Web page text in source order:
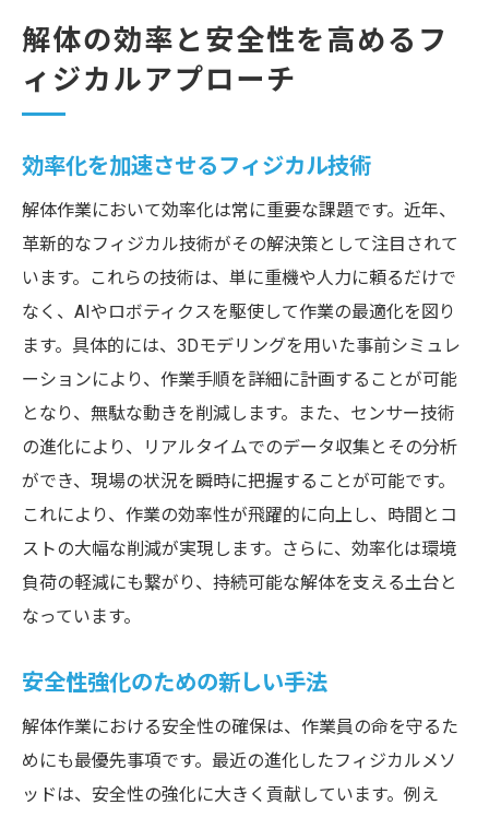
解体の効率と安全性を高めるフ
ィジカルアプローチ
効率化を加速させるフィジカル技術
解体作業において効率化は常に重要な課題です。近年、
革新的なフィジカル技術がその解決策として注目されて
います。これらの技術は、単に重機や人力に頼るだけで
なく、AIやロボティクスを駆使して作業の最適化を図り
ます。具体的には、3Dモデリングを用いた事前シミュレ
ーションにより、作業手順を詳細に計画することが可能
となり、無駄な動きを削減します。また、センサー技術
の進化により、リアルタイムでのデータ収集とその分析
ができ、現場の状況を瞬時に把握することが可能です。
これにより、作業の効率性が飛躍的に向上し、時間とコ
ストの大幅な削減が実現します。さらに、効率化は環境
負荷の軽減にも繋がり、持続可能な解体を支える土台と
なっています。
安全性強化のための新しい手法
解体作業における安全性の確保は、作業員の命を守るた
めにも最優先事項です。最近の進化したフィジカルメソ
ッドは、安全性の強化に大きく貢献しています。例え